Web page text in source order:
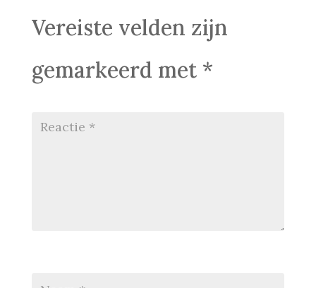
Vereiste velden zijn
gemarkeerd met *